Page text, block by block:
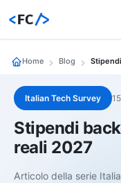
<FC/>
Home Blog
Italian Tech Survey
Stipendi
reali 2027
Articolo della serie